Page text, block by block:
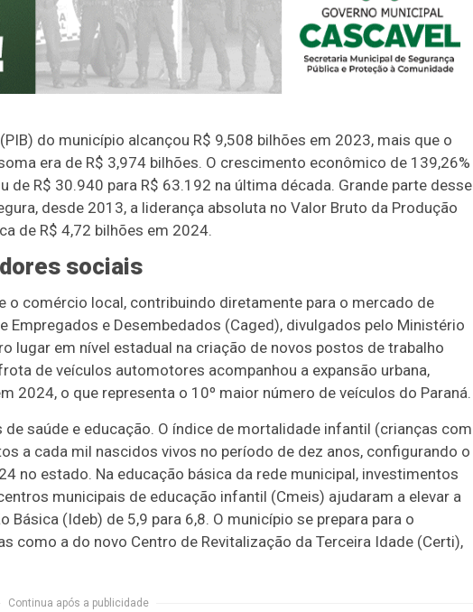
do município alcançou R$ 9,508 bilhões em 2023, mais que o
era de R$ 3,974 bilhões. O crescimento econômico de 139,26%
de R$ 30.940 para R$ 63.192 na última década. Grande parte desse
desde 2013, a liderança absoluta no Valor Bruto da Produção
de R$ 4,72 bilhões em 2024.
sociais
comércio local, contribuindo diretamente para o mercado de
e Desembedados (Caged), divulgados pelo Ministério
lugar em nível estadual na criação de novos postos de trabalho
de veículos automotores acompanhou a expansão urbana,
2024, o que representa o 10º maior número de veículos do Paraná.
saúde e educação. O índice de mortalidade infantil (crianças com
a cada mil nascidos vivos no período de dez anos, configurando o
no estado. Na educação básica da rede municipal, investimentos
municipais de educação infantil (Cmeis) ajudaram a elevar a
(Ideb) de 5,9 para 6,8. O município se prepara para o
como a do novo Centro de Revitalização da Terceira Idade (Certi),
Continua após a publicidade